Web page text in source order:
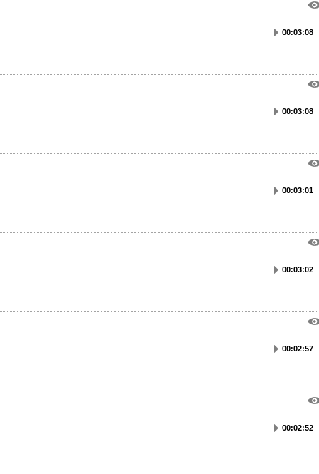
00:03:08
00:03:08
00:03:01
00:03:02
00:02:57
00:02:52